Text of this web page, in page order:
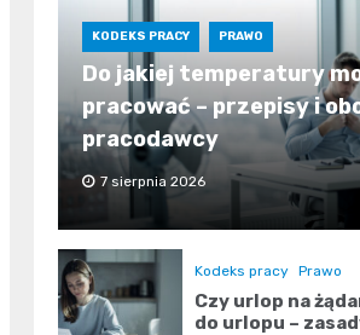
KODEKS PRACY PRAWO
Do jakiej temperatury
pracować – przepisy i
pracodawcy
7 sierpnia 2026
Kodeks pracy Prawo
Czy urlop na
do urlopu –